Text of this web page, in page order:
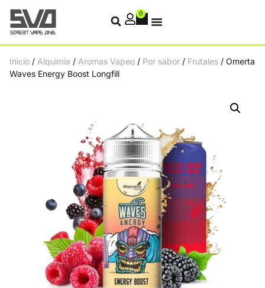
0
Inicio / Alquimia / Aromas Vapeo / Por sabor / Frutales / Omerta
Waves Energy Boost Longfill